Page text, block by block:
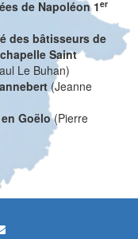
de Napoléon 1er
des bâtisseurs de
Saint
Le Buhan)
(Jeanne
Goëlo(Pierre